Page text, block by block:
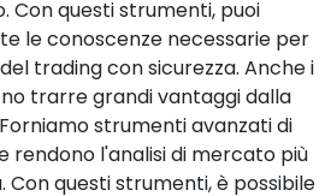
Con questi strumenti, puoi
le conoscenze necessarie per
trading con sicurezza. Anche i
trarre grandi vantaggi dalla
strumenti avanzati di
rendono l'analisi di mercato più
questi strumenti, è possibile